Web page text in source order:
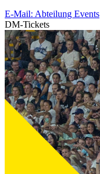
E-Mail: Abteilung Events
DM-Tickets